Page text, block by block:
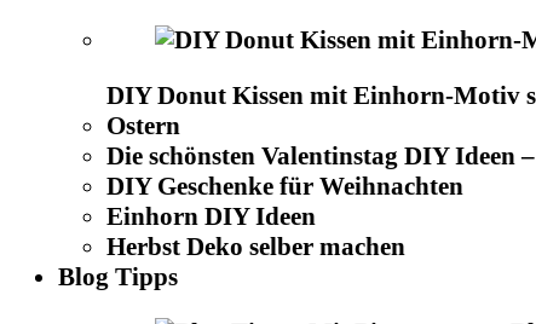
DIY Donut Kissen mit Einhorn-Motiv
Ostern
Die schönsten Valentinstag DIY Ideen
DIY Geschenke für Weihnachten
Einhorn DIY Ideen
Herbst Deko selber machen
Blog Tipps